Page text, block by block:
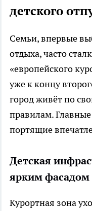
детского
Семьи, впервые
отдыха, часто
«европейского
уже к концу
город живёт по
правилам.
портящие
Детская
ярким фасадом
Курортная зона